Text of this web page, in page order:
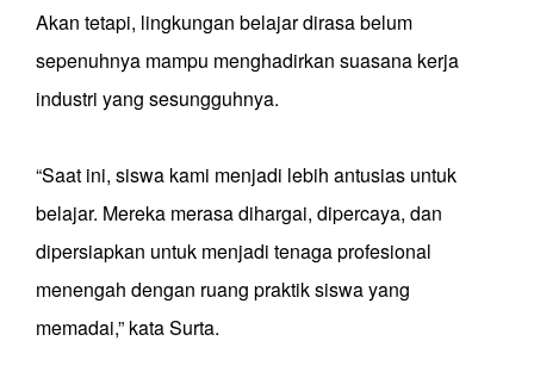
Akan tetapi, lingkungan belajar dirasa belum
sepenuhnya mampu menghadirkan suasana kerja
industri yang sesungguhnya.
“Saat ini, siswa kami menjadi lebih antusias untuk
belajar. Mereka merasa dihargai, dipercaya, dan
dipersiapkan untuk menjadi tenaga profesional
menengah dengan ruang praktik siswa yang
memadai,” kata Surta.